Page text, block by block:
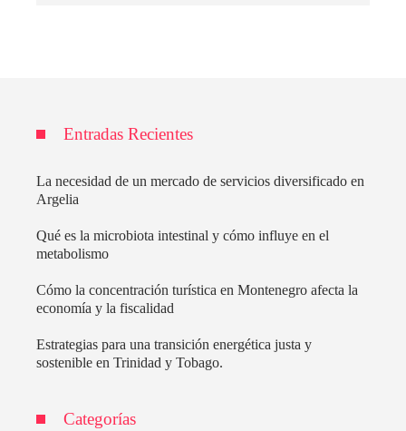
Entradas Recientes
La necesidad de un mercado de servicios diversificado en
Argelia
Qué es la microbiota intestinal y cómo influye en el
metabolismo
Cómo la concentración turística en Montenegro afecta la
economía y la fiscalidad
Estrategias para una transición energética justa y
sostenible en Trinidad y Tobago.
Categorías